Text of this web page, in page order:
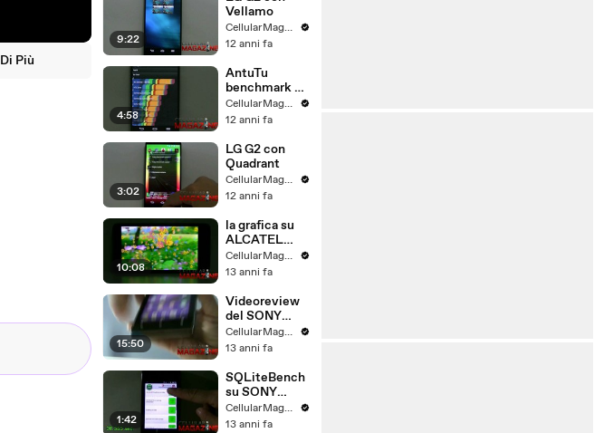
Di Più
9:22
Vellamo
CellularMagazine
12 anni fa
4:58
AntuTu
benchmark su
LG G2
CellularMagazine
12 anni fa
3:02
LG G2 con
Quadrant
CellularMagazine
12 anni fa
10:08
la grafica su
ALCATEL
IDOL
CellularMagazine
13 anni fa
15:50
Videoreview
del SONY
XPERIA ECellularMagazine
13 anni fa
1:42
SQLiteBench
su SONY
XPERIA ECellularMagazine
13 anni fa